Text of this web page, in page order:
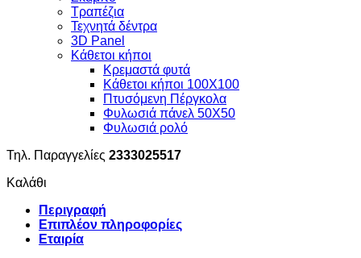
Τραπέζια
Τεχνητά δέντρα
3D Panel
Κάθετοι κήποι
Κρεμαστά φυτά
Κάθετοι κήποι 100Χ100
Πτυσόμενη Πέργκολα
Φυλωσιά πάνελ 50Χ50
Φυλωσιά ρολό
Τηλ. Παραγγελίες 2333025517
Καλάθι
Περιγραφή
Επιπλέον πληροφορίες
Εταιρία